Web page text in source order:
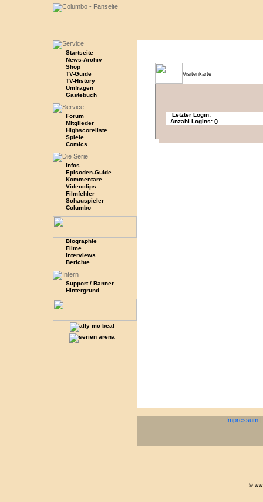
Startseite
News-Archiv
Shop
TV-Guide
TV-History
Umfragen
Gästebuch
Forum
Mitglieder
Highscoreliste
Spiele
Comics
Infos
Episoden-Guide
Kommentare
Videoclips
Filmfehler
Schauspieler
Columbo
Biographie
Filme
Interviews
Berichte
Support / Banner
Hintergrund
Visitenkarte
Letzter Login:
Anzahl Logins: 0
Impressum |
©